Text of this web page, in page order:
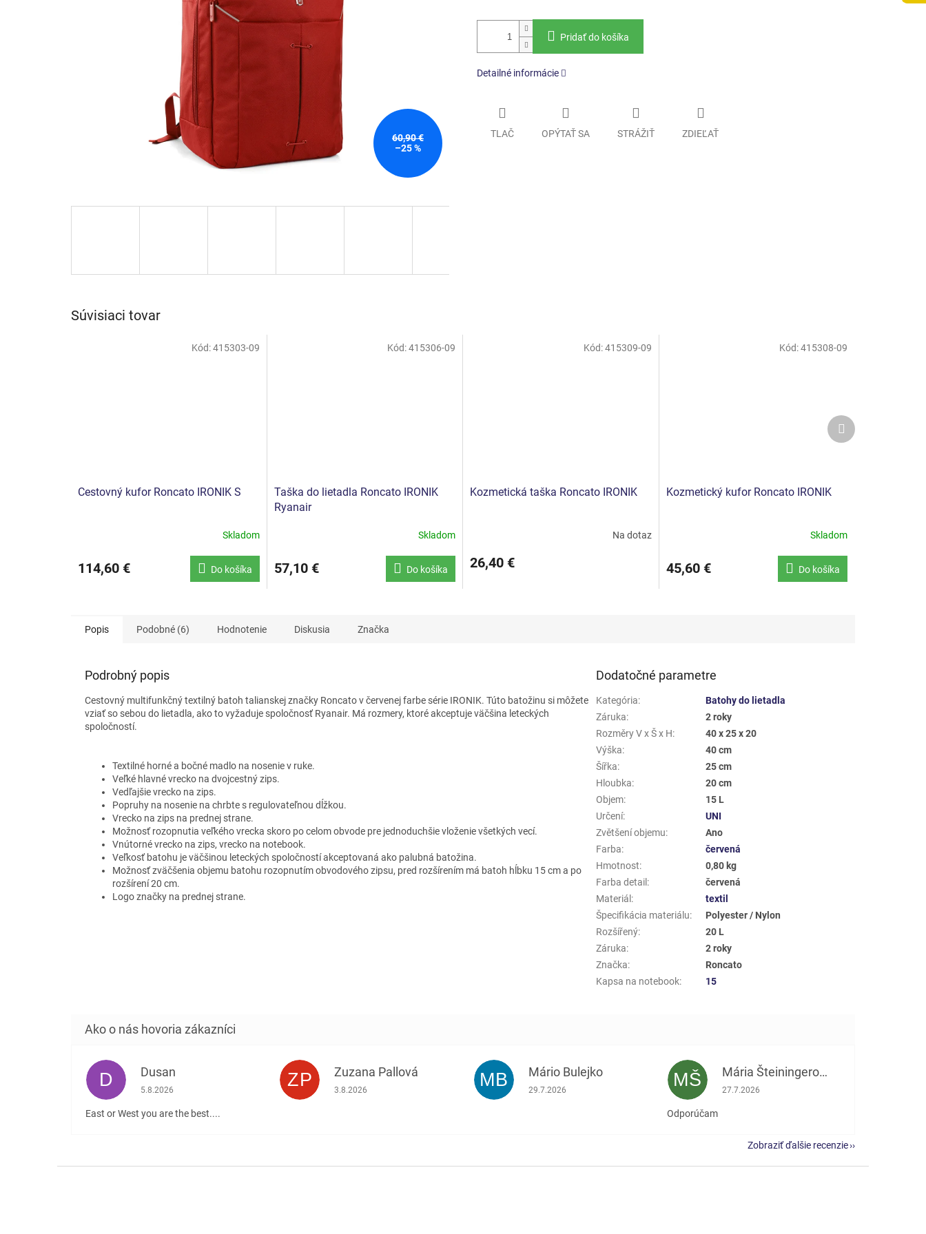
60,90 €
–25 %
Pridať do košíka
Detailné informácie
TLAČ OPÝTAŤ SA STRÁŽIŤ ZDIEĽAŤ
Súvisiaci tovar
Cestovný kufor Roncato IRONIK S
Skladom
114,60 € Do košíka
Kód:415303-09
Taška do lietadla Roncato IRONIK
Ryanair
Skladom
57,10 € Do košíka
Kód:415306-09
Kozmetická taška Roncato IRONIK
Na dotaz
26,40 €
Kód:415309-09
Kozmetický kufor Roncato IRONIK
Skladom
45,60 € Do košíka
Kód:415308-09
Ďalší
produkt
Popis Podobné (6) Hodnotenie Diskusia Značka
Podrobný popis
Cestovný multifunkčný textilný batoh talianskej značky Roncato v červenej farbe série IRONIK. Túto batožinu si môžete
vziať so sebou do lietadla, ako to vyžaduje spoločnosť Ryanair. Má rozmery, ktoré akceptuje väčšina leteckých
spoločností.
Textilné horné a bočné madlo na nosenie v ruke.
Veľké hlavné vrecko na dvojcestný zips.
Vedľajšie vrecko na zips.
Popruhy na nosenie na chrbte s regulovateľnou dĺžkou.
Vrecko na zips na prednej strane.
Možnosť rozopnutia veľkého vrecka skoro po celom obvode pre jednoduchšie vloženie všetkých vecí.
Vnútorné vrecko na zips, vrecko na notebook.
Veľkosť batohu je väčšinou leteckých spoločností akceptovaná ako palubná batožina.
Možnosť zväčšenia objemu batohu rozopnutím obvodového zipsu, pred rozšírením má batoh hĺbku 15 cm a po
rozšírení 20 cm.
Logo značky na prednej strane.
Dodatočné parametre
Kategória:
Batohy do lietadla
Záruka:
2 roky
Rozměry V x Š x H:
40 x 25 x 20
Výška:
40 cm
Šířka:
25 cm
Hloubka:
20 cm
Objem:
15 L
Určení:
UNI
Zvětšení objemu:
Ano
Farba:
červená
Hmotnost:
0,80 kg
Farba detail :
červená
Materiál :
textil
Špecifikácia materiálu:
Polyester / Nylon
Rozšířený:
20 L
Záruka:
2 roky
Značka:
Roncato
Kapsa na notebook: 15
D Dusan
Hodnotenie obchodu je 5 z 5 hviezdičiek.
5.8.2026
East or West you are the best....
ZP Zuzana Pallová
Hodnotenie obchodu je 5 z 5 hviezdičiek.
3.8.2026 MB Mário Bulejko
Hodnotenie obchodu je 5 z 5 hviezdičiek.
29.7.2026 MŠ Mária Šteiningerová
Hodnotenie obchodu je 5 z 5 hviezdičiek.
27.7.2026
Odporúčam
Zobraziť ďalšie recenzie